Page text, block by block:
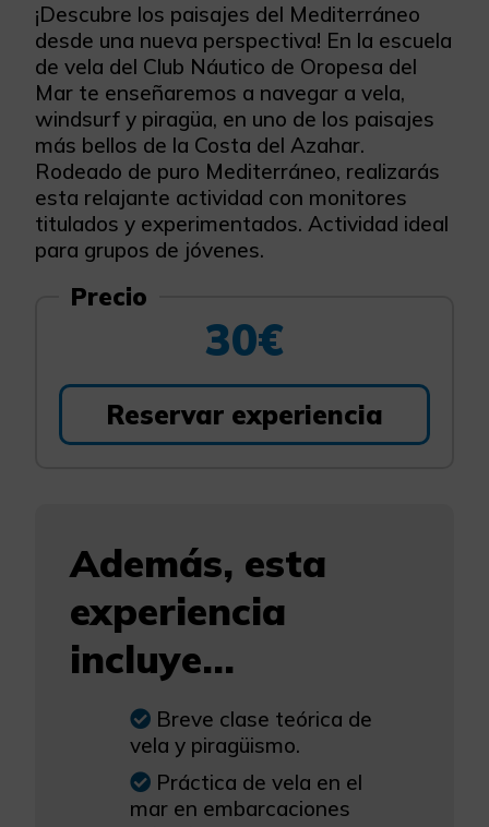
¡Descubre los paisajes del Mediterráneo
desde una nueva perspectiva! En la escuela
de vela del Club Náutico de Oropesa del
Mar te enseñaremos a navegar a vela,
windsurf y piragüa, en uno de los paisajes
más bellos de la Costa del Azahar.
Rodeado de puro Mediterráneo, realizarás
esta relajante actividad con monitores
titulados y experimentados. Actividad ideal
para grupos de jóvenes.
Precio
30€
Reservar experiencia
Además, esta
experiencia
incluye...
Breve clase teórica de
vela y piragüismo.
Práctica de vela en el
mar en embarcaciones